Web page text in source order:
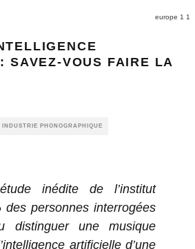
europe 1 1
SAVEZ-VOUS FAIRE LA
INDUSTRIE PHONOGRAPHIQUE
inédite de l’institut
des personnes interrogées
distinguer une musique
artificielle d’une